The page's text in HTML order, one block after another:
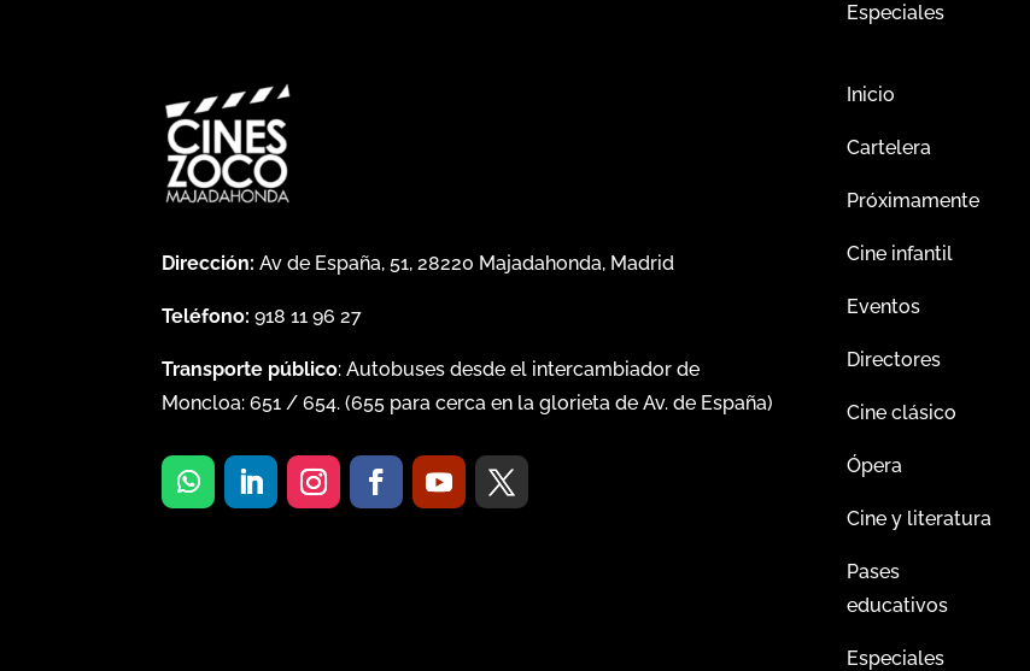
Especiales
Dirección: Av de España, 51, 28220 Majadahonda, Madrid
Teléfono: 918 11 96 27
Transporte público: Autobuses desde el intercambiador de
Moncloa:651 /654. (655 para cerca en la glorieta de Av. de España)
Inicio
Cartelera
Próximamente
Cine infantil
Eventos
Directores
Cine clásico
Ópera
Cine y literatura
Pases
educativos
Especiales